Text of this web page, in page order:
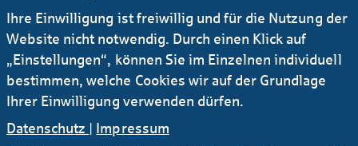
Ihre Einwilligung ist freiwillig und für die Nutzung der
Website nicht notwendig. Durch einen Klick auf
„Einstellungen“, können Sie im Einzelnen individuell
bestimmen, welche Cookies wir auf der Grundlage
Ihrer Einwilligung verwenden dürfen.
Datenschutz | Impressum